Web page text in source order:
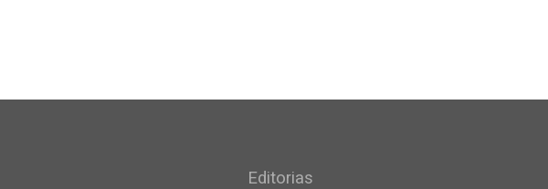
Editorias